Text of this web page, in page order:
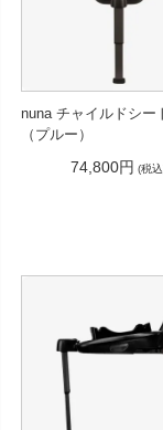
nuna チャイルドシー
（プルー）
74,800円 (税